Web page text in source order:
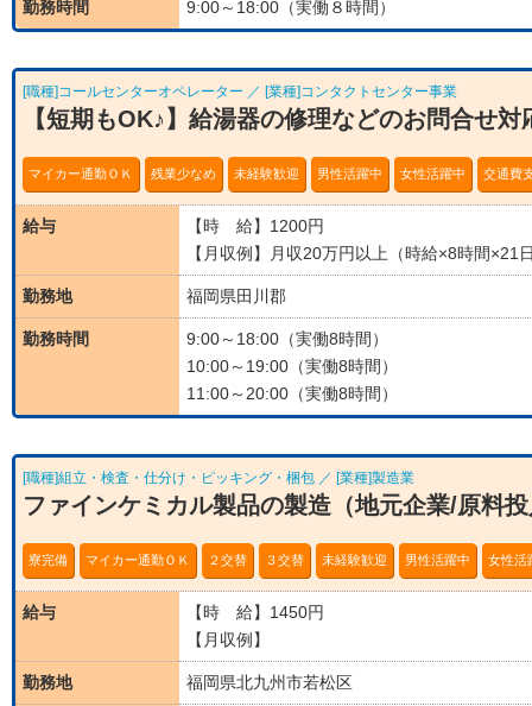
勤務時間 9:00～18:00（実働８時間）
[職種]コールセンターオペレーター ／ [業種]コンタクトセンター事業
【短期もOK♪】給湯器の修理などのお問合せ
マイカー通勤ＯＫ 残業少なめ 未経験歓迎 男性活躍中 女性活躍中 交通費
給与
【時 給】1200円
【月収例】月収20万円以上（時給×8時間×21
勤務地 福岡県田川郡
勤務時間
9:00～18:00（実働8時間）
10:00～19:00（実働8時間）
11:00～20:00（実働8時間）
[職種]組立・検査・仕分け・ピッキング・梱包 ／ [業種]製造業
ファインケミカル製品の製造（地元企業/原料
寮完備 マイカー通勤ＯＫ ２交替 ３交替 未経験歓迎 男性活躍中 女性活
給与
【時 給】1450円
【月収例】
勤務地 福岡県北九州市若松区